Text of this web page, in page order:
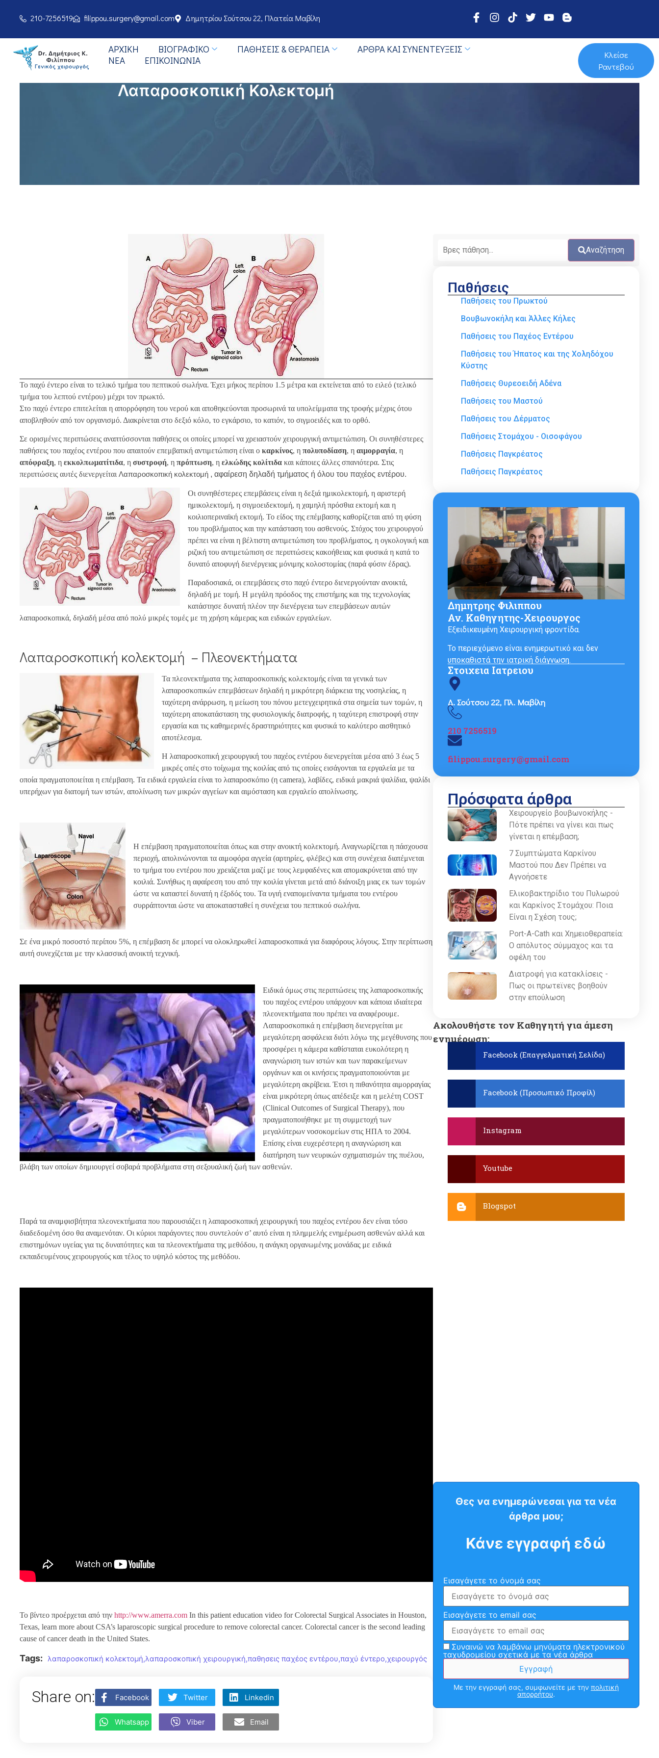
210-7256519 filippou.surgery@gmail.com Δημητρίου Σούτσου 22, Πλατεία Μαβίλη
ΑΡΧΙΚΉ BΙΟΓΡΑΦΙΚΌ ΠΑΘΉΣΕΙΣ & ΘΕΡΑΠΕΊΑ
ΆΡΘΡΑ ΚΑΙ ΣΥΝΕΝΤΕΎΞΕΙΣ
ΝΈΑ
ΕΠΙΚΟΙΝΩΝΊΑ
Κλείσε
Ραντεβού
Λαπαροσκοπική Κολεκτομή
Το παχύ έντερο είναι το τελικό τμήμα του πεπτικού σωλήνα. Έχει μήκος περίπου 1.5 μέτρα και εκτείνεται από το ειλεό (τελικό
τμήμα του λεπτού εντέρου) μέχρι τον πρωκτό.
Στο παχύ έντερο επιτελείται η απορρόφηση του νερού και αποθηκεύονται προσωρινά τα υπολείμματα της τροφής μέχρις ότου
αποβληθούν από τον οργανισμό. Διακρίνεται στο δεξιό κόλο, το εγκάρσιο, το κατιόν, το σιγμοειδές και το ορθό.
Σε ορισμένες περιπτώσεις αναπτύσσονται παθήσεις οι οποίες μπορεί να χρειαστούν χειρουργική αντιμετώπιση. Οι συνηθέστερες
παθήσεις του παχέος εντέρου που απαιτούν επεμβατική αντιμετώπιση είναι ο καρκίνος, η πολυποδίαση, η αιμορραγία, η
απόφραξη, η εκκολπωματίτιδα, η συστροφή, η πρόπτωση, η ελκώδης κολίτιδα και κάποιες άλλες σπανιότερα. Στις
περιπτώσεις αυτές διενεργείται Λαπαροσκοπική κολεκτομή , αφαίρεση δηλαδή τμήματος ή όλου του παχέος εντέρου.
Οι συνηθέστερες επεμβάσεις είναι η δεξιά ημικολεκτομή, η αριστερή
ημικολεκτομή, η σιγμοειδεκτομή, η χαμηλή πρόσθια εκτομή και η
κοιλιοπεριναϊκή εκτομή. Το είδος της επέμβασης καθορίζεται από τη φύση
του προβλήματος και την κατάσταση του ασθενούς. Στόχος του χειρουργού
πρέπει να είναι η βέλτιστη αντιμετώπιση του προβλήματος, η ογκολογική και
ριζική του αντιμετώπιση σε περιπτώσεις κακοήθειας και φυσικά η κατά το
δυνατό αποφυγή διενέργειας μόνιμης κολοστομίας (παρά φύσιν έδρας).
Παραδοσιακά, οι επεμβάσεις στο παχύ έντερο διενεργούνταν ανοικτά,
δηλαδή με τομή. Η μεγάλη πρόοδος της επιστήμης και της τεχνολογίας
κατάστησε δυνατή πλέον την διενέργεια των επεμβάσεων αυτών
λαπαροσκοπικά, δηλαδή μέσα από πολύ μικρές τομές με τη χρήση κάμερας και ειδικών εργαλείων.
Λαπαροσκοπική κολεκτομή – Πλεονεκτήματα
Τα πλεονεκτήματα της λαπαροσκοπικής κολεκτομής είναι τα γενικά των
λαπαροσκοπικών επεμβάσεων δηλαδή η μικρότερη διάρκεια της νοσηλείας, η
ταχύτερη ανάρρωση, η μείωση του πόνου μετεγχειρητικά στα σημεία των τομών, η
ταχύτερη αποκατάσταση της φυσιολογικής διατροφής, η ταχύτερη επιστροφή στην
εργασία και τις καθημερινές δραστηριότητες και φυσικά το καλύτερο αισθητικό
αποτέλεσμα.
Η λαπαροσκοπική χειρουργική του παχέος εντέρου διενεργείται μέσα από 3 έως 5
μικρές οπές στο τοίχωμα της κοιλίας από τις οποίες εισάγονται τα εργαλεία με τα
οποία πραγματοποιείται η επέμβαση. Τα ειδικά εργαλεία είναι το λαπαροσκόπιο (η camera), λαβίδες, ειδικά μακριά ψαλίδια, ψαλίδι
υπερήχων για διατομή των ιστών, απολίνωση των μικρών αγγείων και αιμόσταση και εργαλείο απολίνωσης.
Η επέμβαση πραγματοποιείται όπως και στην ανοικτή κολεκτομή. Αναγνωρίζεται η πάσχουσα
περιοχή, απολινώνονται τα αιμοφόρα αγγεία (αρτηρίες, φλέβες) και στη συνέχεια διατέμνεται
το τμήμα του εντέρου που χρειάζεται μαζί με τους λεμφαδένες και απομακρύνεται από την
κοιλιά. Συνήθως η αφαίρεση του από την κοιλία γίνεται μετά από διάνοιξη μιας εκ των τομών
ώστε να καταστεί δυνατή η έξοδός του. Τα υγιή εναπομείναντα τμήματα του εντέρου
συρράπτονται ώστε να αποκατασταθεί η συνέχεια του πεπτικού σωλήνα.
Σε ένα μικρό ποσοστό περίπου 5%, η επέμβαση δε μπορεί να ολοκληρωθεί λαπαροσκοπικά για διαφόρους λόγους. Στην περίπτωση
αυτή συνεχίζεται με την κλασσική ανοικτή τεχνική.
Ειδικά όμως στις περιπτώσεις της λαπαροσκοπικής
του παχέος εντέρου υπάρχουν και κάποια ιδιαίτερα
πλεονεκτήματα που πρέπει να αναφέρουμε.
Λαπαροσκοπικά η επέμβαση διενεργείται με
μεγαλύτερη ασφάλεια διότι λόγω της μεγέθυνσης που
προσφέρει η κάμερα καθίσταται ευκολότερη η
αναγνώριση των ιστών και των παρακείμενων
οργάνων και οι κινήσεις πραγματοποιούνται με
μεγαλύτερη ακρίβεια. Έτσι η πιθανότητα αιμορραγίας
είναι μικρότερη όπως απέδειξε και η μελέτη COST
(Clinical Outcomes of Surgical Therapy), που
πραγματοποιήθηκε με τη συμμετοχή των
μεγαλύτερων νοσοκομείων στις ΗΠΑ το 2004.
Επίσης είναι ευχερέστερη η αναγνώριση και
διατήρηση των νευρικών σχηματισμών της πυέλου,
βλάβη των οποίων δημιουργεί σοβαρά προβλήματα στη σεξουαλική ζωή των ασθενών.
Παρά τα αναμφισβήτητα πλεονεκτήματα που παρουσιάζει η λαπαροσκοπική χειρουργική του παχέος εντέρου δεν είναι τόσο
διαδεδομένη όσο θα αναμενόταν. Οι κύριοι παράγοντες που συντελούν σ’ αυτό είναι η πλημμελής ενημέρωση ασθενών αλλά και
επιστημόνων υγείας για τις δυνατότητες και τα πλεονεκτήματα της μεθόδου, η ανάγκη οργανωμένης μονάδας με ειδικά
εκπαιδευμένους χειρουργούς και τέλος το υψηλό κόστος της μεθόδου.
Το βίντεο προέρχεται από την http://www.amerra.com In this patient education video for Colorectal Surgical Associates in Houston,
Texas, learn more about CSA’s laparoscopic surgical procedure to remove colorectal cancer. Colorectal cancer is the second leading
cause of cancer death in the United States.
Tags: λαπαροσκοπική κολεκτομή,λαπαροσκοπική χειρουργική,παθησεις παχέος εντέρου,παχύ έντερο,χειρουργός
Share on: Facebook Twitter Linkedin
Whatsapp Viber Email
Αναζήτηση
Παθήσεις
Παθήσεις του Πρωκτού
Βουβωνοκήλη και Άλλες Κήλες
Παθήσεις του Παχέος Εντέρου
Παθήσεις του Ήπατος και της Χοληδόχου
Κύστης
Παθήσεις Θυρεοειδή Αδένα
Παθήσεις του Μαστού
Παθήσεις του Δέρματος
Παθήσεις Στομάχου - Οισοφάγου
Παθήσεις Παγκρέατος
Παθήσεις Παγκρέατος
Δημητρης Φιλιππου
Αν. Καθηγητης-Χειρουργος
Εξειδικευμένη Χειρουργική φροντίδα.
Το περιεχόμενο είναι ενημερωτικό και δεν
υποκαθιστά την ιατρική διάγνωση.
Στοιχεια Ιατρειου
Δ. Σούτσου 22, Πλ. Μαβίλη
210 7256519
filippou.surgery@gmail.com
Πρόσφατα άρθρα
Χειρουργείο βουβωνοκήλης -
Πότε πρέπει να γίνει και πως
γίνεται η επέμβαση;
7 Συμπτώματα Καρκίνου
Μαστού που Δεν Πρέπει να
Αγνοήσετε
Ελικοβακτηρίδιο του Πυλωρού
και Καρκίνος Στομάχου: Ποια
Είναι η Σχέση τους;
Port-A-Cath και Χημειοθεραπεία:
Ο απόλυτος σύμμαχος και τα
οφέλη του
Διατροφή για κατακλίσεις -
Πως οι πρωτεϊνες βοηθούν
στην επούλωση
Ακολουθήστε τον Καθηγητή για άμεση
ενημέρωση:
Facebook (Επαγγελματική Σελίδα)
Facebook (Προσωπικό Προφίλ)
Instagram
Youtube
Blogspot
Θες να ενημερώνεσαι για τα νέα
άρθρα μου;
Κάνε εγγραφή εδώ
Εισαγάγετε το όνομά σας
Εισαγάγετε το email σας
Συναινώ να λαμβάνω μηνύματα ηλεκτρονικού
ταχυδρομείου σχετικά με τα νέα άρθρα
Με την εγγραφή σας, συμφωνείτε με την πολιτική
απορρήτου.